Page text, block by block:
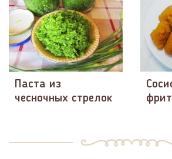
Паста из
чесночных стрелок